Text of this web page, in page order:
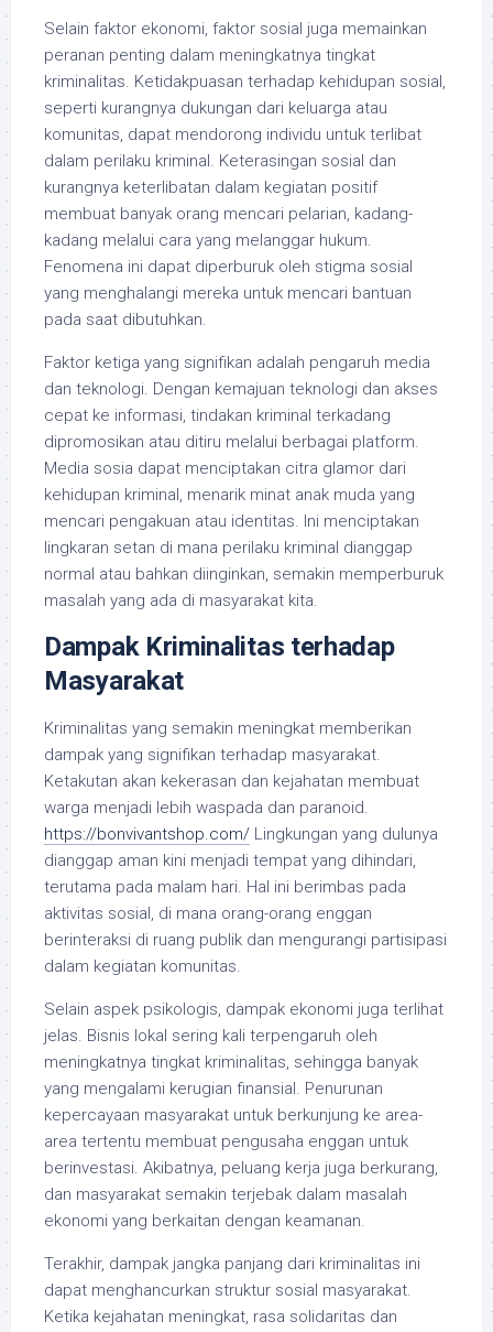
Selain faktor ekonomi, faktor sosial juga memainkan
peranan penting dalam meningkatnya tingkat
kriminalitas. Ketidakpuasan terhadap kehidupan sosial,
seperti kurangnya dukungan dari keluarga atau
komunitas, dapat mendorong individu untuk terlibat
dalam perilaku kriminal. Keterasingan sosial dan
kurangnya keterlibatan dalam kegiatan positif
membuat banyak orang mencari pelarian, kadang-
kadang melalui cara yang melanggar hukum.
Fenomena ini dapat diperburuk oleh stigma sosial
yang menghalangi mereka untuk mencari bantuan
pada saat dibutuhkan.
Faktor ketiga yang signifikan adalah pengaruh media
dan teknologi. Dengan kemajuan teknologi dan akses
cepat ke informasi, tindakan kriminal terkadang
dipromosikan atau ditiru melalui berbagai platform.
Media sosia dapat menciptakan citra glamor dari
kehidupan kriminal, menarik minat anak muda yang
mencari pengakuan atau identitas. Ini menciptakan
lingkaran setan di mana perilaku kriminal dianggap
normal atau bahkan diinginkan, semakin memperburuk
masalah yang ada di masyarakat kita.
Dampak Kriminalitas terhadap
Masyarakat
Kriminalitas yang semakin meningkat memberikan
dampak yang signifikan terhadap masyarakat.
Ketakutan akan kekerasan dan kejahatan membuat
warga menjadi lebih waspada dan paranoid.
https://bonvivantshop.com/ Lingkungan yang dulunya
dianggap aman kini menjadi tempat yang dihindari,
terutama pada malam hari. Hal ini berimbas pada
aktivitas sosial, di mana orang-orang enggan
berinteraksi di ruang publik dan mengurangi partisipasi
dalam kegiatan komunitas.
Selain aspek psikologis, dampak ekonomi juga terlihat
jelas. Bisnis lokal sering kali terpengaruh oleh
meningkatnya tingkat kriminalitas, sehingga banyak
yang mengalami kerugian finansial. Penurunan
kepercayaan masyarakat untuk berkunjung ke area-
area tertentu membuat pengusaha enggan untuk
berinvestasi. Akibatnya, peluang kerja juga berkurang,
dan masyarakat semakin terjebak dalam masalah
ekonomi yang berkaitan dengan keamanan.
Terakhir, dampak jangka panjang dari kriminalitas ini
dapat menghancurkan struktur sosial masyarakat.
Ketika kejahatan meningkat, rasa solidaritas dan